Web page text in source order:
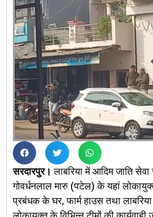
सरदारपुर। लाबरिया में आदिम जाति
गोवर्धनलाल मारु (पटेल) के यहां
प्रबंधक के घर, फार्म हाउस तथा